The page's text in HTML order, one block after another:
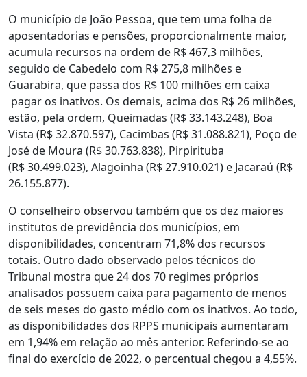
O município de João Pessoa, que tem uma folha de
aposentadorias e pensões, proporcionalmente maior,
acumula recursos na ordem de R$ 467,3 milhões,
seguido de Cabedelo com R$ 275,8 milhões e
Guarabira, que passa dos R$ 100 milhões em caixa
pagar os inativos. Os demais, acima dos R$ 26 milhões,
estão, pela ordem, Queimadas (R$ 33.143.248), Boa
Vista (R$ 32.870.597), Cacimbas (R$ 31.088.821), Poço de
José de Moura (R$ 30.763.838), Pirpirituba
(R$ 30.499.023), Alagoinha (R$ 27.910.021) e Jacaraú (R$
26.155.877).
O conselheiro observou também que os dez maiores
institutos de previdência dos municípios, em
disponibilidades, concentram 71,8% dos recursos
totais. Outro dado observado pelos técnicos do
Tribunal mostra que 24 dos 70 regimes próprios
analisados possuem caixa para pagamento de menos
de seis meses do gasto médio com os inativos. Ao todo,
as disponibilidades dos RPPS municipais aumentaram
em 1,94% em relação ao mês anterior. Referindo-se ao
final do exercício de 2022, o percentual chegou a 4,55%.